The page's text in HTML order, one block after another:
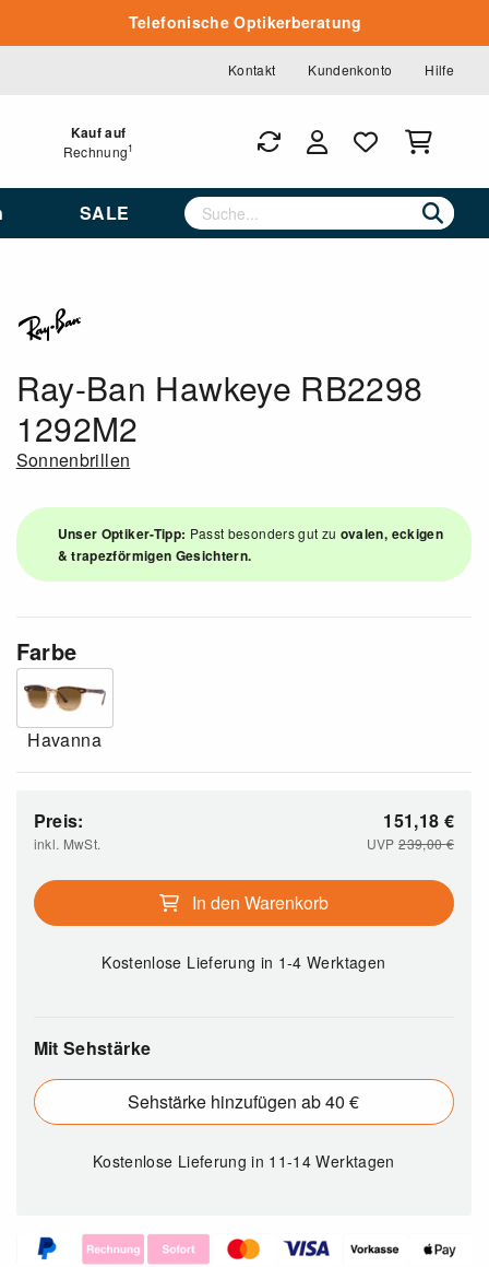
Telefonische Optikerberatung
Kontakt Kundenkonto Hilfe
Kauf auf
Rechnung1
SALE
Ray-Ban Hawkeye RB2298
1292M2
Sonnenbrillen
Unser Optiker-Tipp: Passt besonders gut zu ovalen, eckigen
& trapezförmigen Gesichtern.
Farbe
Havanna
Preis:
inkl. MwSt.
151,18 €
UVP239,00€
In den Warenkorb
Kostenlose Lieferung in 1-4 Werktagen
Mit Sehstärke
Sehstärke hinzufügen ab 40 €
Kostenlose Lieferungin 11-14 Werktagen